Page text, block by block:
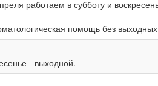
работаем в субботу и
помощь без
- выходной.